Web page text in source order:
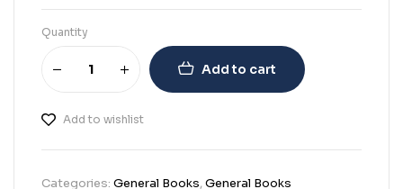
Quantity
Add to cart
Add to wishlist
Categories: General Books,General Books